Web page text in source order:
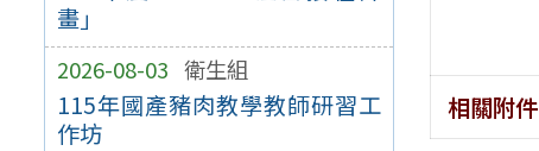
畫」
2026-08-03 衛生組
115年國產豬肉教學教師研習工
作坊
相關附件